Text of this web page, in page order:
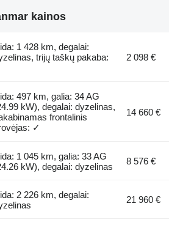
kainos
1 428 km, degalai:
trijų taškų pakaba:
2 098 €
497 km, galia: 34 AG
kW), degalai: dyzelinas,
frontalinis
✓
14 660 €
1 045 km, galia: 33 AG
kW), degalai: dyzelinas
8 576 €
2 226 km, degalai:
21 960 €